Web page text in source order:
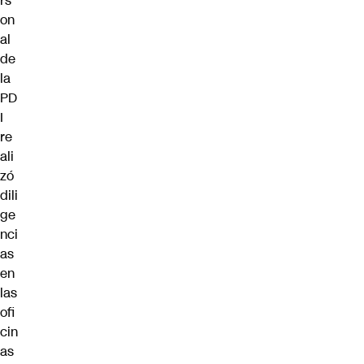
on
al
de
la
PD
I
re
ali
zó
dili
ge
nci
as
en
las
ofi
cin
as